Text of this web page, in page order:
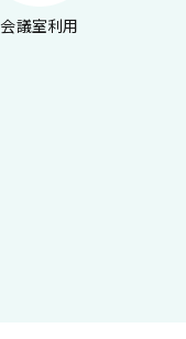
会議室利用